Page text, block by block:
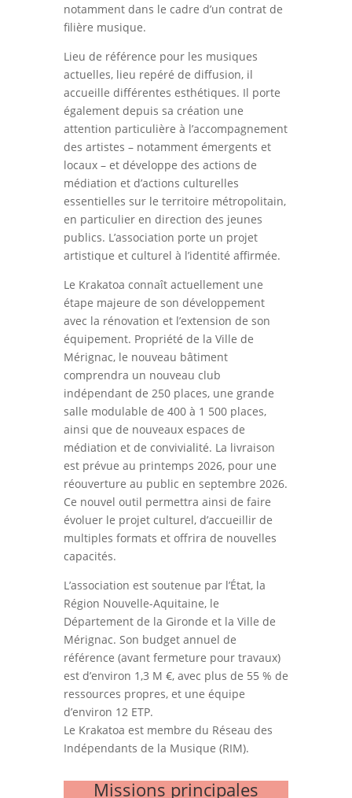
notamment dans le cadre d’un contrat de
filière musique.
Lieu de référence pour les musiques
actuelles, lieu repéré de diffusion, il
accueille différentes esthétiques. Il porte
également depuis sa création une
attention particulière à l’accompagnement
des artistes – notamment émergents et
locaux – et développe des actions de
médiation et d’actions culturelles
essentielles sur le territoire métropolitain,
en particulier en direction des jeunes
publics. L’association porte un projet
artistique et culturel à l’identité affirmée.
Le Krakatoa connaît actuellement une
étape majeure de son développement
avec la rénovation et l’extension de son
équipement. Propriété de la Ville de
Mérignac, le nouveau bâtiment
comprendra un nouveau club
indépendant de 250 places, une grande
salle modulable de 400 à 1 500 places,
ainsi que de nouveaux espaces de
médiation et de convivialité. La livraison
est prévue au printemps 2026, pour une
réouverture au public en septembre 2026.
Ce nouvel outil permettra ainsi de faire
évoluer le projet culturel, d’accueillir de
multiples formats et offrira de nouvelles
capacités.
L’association est soutenue par l’État, la
Région Nouvelle-Aquitaine, le
Département de la Gironde et la Ville de
Mérignac. Son budget annuel de
référence (avant fermeture pour travaux)
est d’environ 1,3 M €, avec plus de 55 % de
ressources propres, et une équipe
d’environ 12 ETP.
Le Krakatoa est membre du Réseau des
Indépendants de la Musique (RIM).
Missions principales